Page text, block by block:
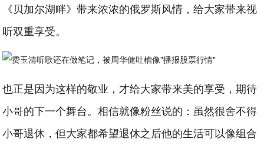
《贝加尔湖畔》带来浓浓的俄罗斯风情，给大家带来视
听双重享受。
也正是因为这样的敬业，才给大家带来美的享受，期待
小哥的下一个舞台。相信就像粉丝说的：虽然很舍不得
小哥退休，但大家都希望退休之后他的生活可以像组合